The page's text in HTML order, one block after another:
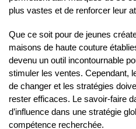
plus vastes et de renforcer leur
Que ce soit pour de jeunes
maisons de haute couture
devenu un outil incontournable
stimuler les ventes. Cependant,
de changer et les stratégies
rester efficaces. Le savoir-faire
d’influence dans une stratégie
compétence recherchée.